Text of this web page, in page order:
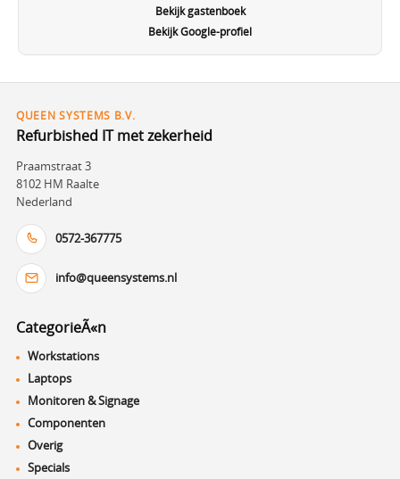
Bekijk gastenboek
Bekijk Google-profiel
QUEEN SYSTEMS B.V.
Refurbished IT met zekerheid
Praamstraat 3
8102 HM Raalte
Nederland
0572-367775
info@queensystems.nl
CategorieÃ«n
Workstations
Laptops
Monitoren & Signage
Componenten
Overig
Specials